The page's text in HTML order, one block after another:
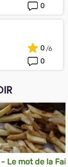
0
0
0
Le mot de la